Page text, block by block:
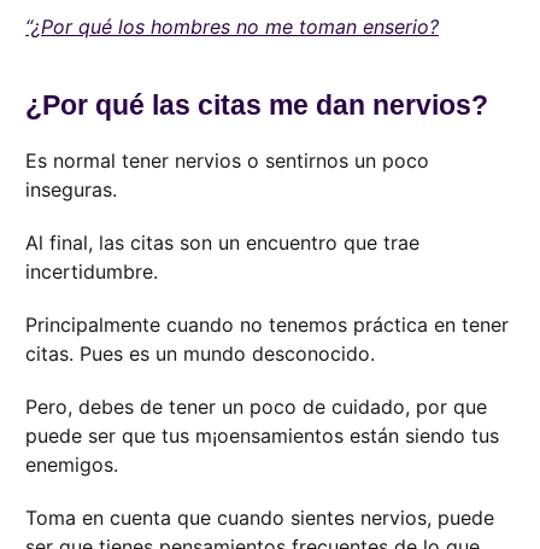
“¿Por qué los hombres no me toman enserio?
¿Por qué las citas me dan nervios?
Es normal tener nervios o sentirnos un poco
inseguras.
Al final, las citas son un encuentro que trae
incertidumbre.
Principalmente cuando no tenemos práctica en tener
citas. Pues es un mundo desconocido.
Pero, debes de tener un poco de cuidado, por que
puede ser que tus m¡oensamientos están siendo tus
enemigos.
Toma en cuenta que cuando sientes nervios, puede